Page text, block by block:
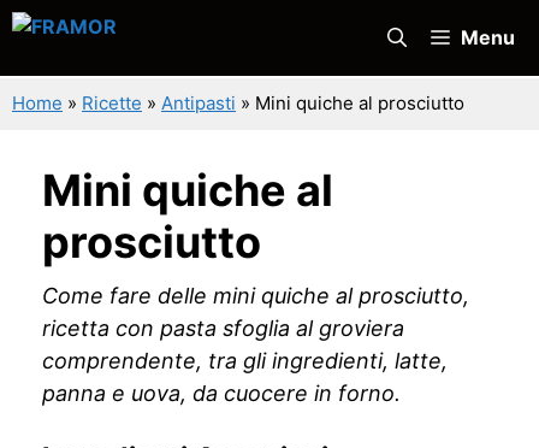
Vai
contenuto
Menu
Home » Ricette » Antipasti » Mini quiche al prosciutto
Mini quiche al
prosciutto
Come fare delle mini quiche al prosciutto,
ricetta con pasta sfoglia al groviera
comprendente, tra gli ingredienti, latte,
panna e uova, da cuocere in forno.